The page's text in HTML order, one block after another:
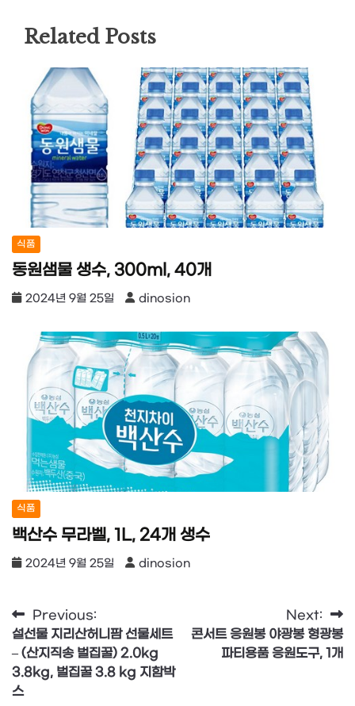
Related Posts
식품
동원샘물 생수, 300ml, 40개
2024년 9월 25일 dinosion
식품
백산수 무라벨, 1L, 24개 생수
2024년 9월 25일 dinosion
글
탐
색
Previous:
설선물 지리산허니팜 선물세트
– (산지직송 벌집꿀) 2.0kg
3.8kg, 벌집꿀 3.8 kg 지함박
스
Next:
콘서트 응원봉 야광봉 형광봉
파티용품 응원도구, 1개